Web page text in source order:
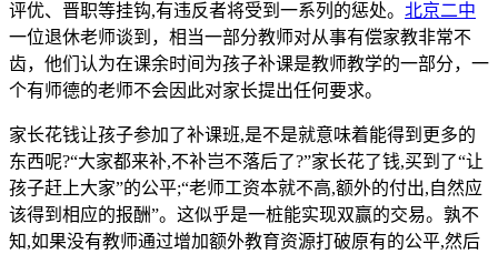
评优、晋职等挂钩,有违反者将受到一系列的惩处。 北京二中
一位退休老师谈到，相当一部分教师对从事有偿家教非常不
齿，他们认为在课余时间为孩子补课是教师教学的一部分，一
个有师德的老师不会因此对家长提出任何要求。
家长花钱让孩子参加了补课班,是不是就意味着能得到更多的
东西呢?“大家都来补,不补岂不落后了?”家长花了钱,买到了“让
孩子赶上大家”的公平;“老师工资本就不高,额外的付出,自然应
该得到相应的报酬”。这似乎是一桩能实现双赢的交易。孰不
知,如果没有教师通过增加额外教育资源打破原有的公平,然后